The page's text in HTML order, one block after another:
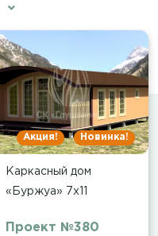
Акция! Новинка!
Каркасный дом
«Буржуа» 7х11
Проект №380